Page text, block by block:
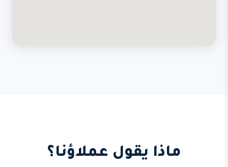
ماذا يقول عملاؤنا؟